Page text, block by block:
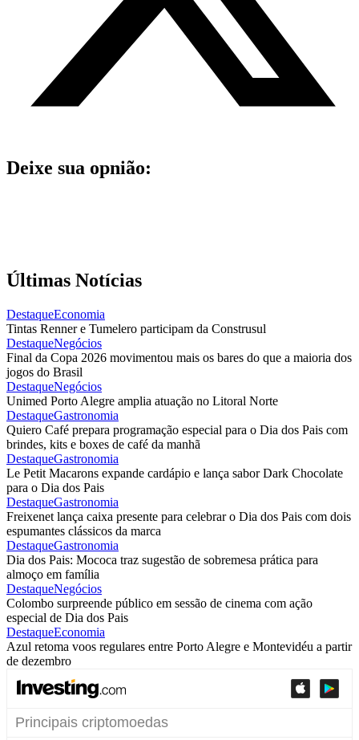
Deixe sua opnião:
Últimas Notícias
DestaqueEconomia
Tintas Renner e Tumelero participam da Construsul
DestaqueNegócios
Final da Copa 2026 movimentou mais os bares do que a maioria dos
jogos do Brasil
DestaqueNegócios
Unimed Porto Alegre amplia atuação no Litoral Norte
DestaqueGastronomia
Quiero Café prepara programação especial para o Dia dos Pais com
brindes, kits e boxes de café da manhã
DestaqueGastronomia
Le Petit Macarons expande cardápio e lança sabor Dark Chocolate
para o Dia dos Pais
DestaqueGastronomia
Freixenet lança caixa presente para celebrar o Dia dos Pais com dois
espumantes clássicos da marca
DestaqueGastronomia
Dia dos Pais: Mococa traz sugestão de sobremesa prática para
almoço em família
DestaqueNegócios
Colombo surpreende público em sessão de cinema com ação
especial de Dia dos Pais
DestaqueEconomia
Azul retoma voos regulares entre Porto Alegre e Montevidéu a partir
de dezembro